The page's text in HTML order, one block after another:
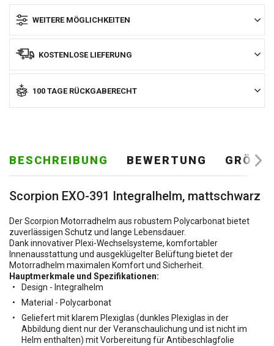
WEITERE MÖGLICHKEITEN
KOSTENLOSE LIEFERUNG
100 TAGE RÜCKGABERECHT
BESCHREIBUNG BEWERTUNG
Scorpion EXO-391 Integralhelm, mattschwarz
Der Scorpion Motorradhelm aus robustem Polycarbonat bietet
zuverlässigen Schutz und lange Lebensdauer.
Dank innovativer Plexi-Wechselsysteme, komfortabler
Innenausstattung und ausgeklügelter Belüftung bietet der
Motorradhelm maximalen Komfort und Sicherheit.
Hauptmerkmale und Spezifikationen:
Design - Integralhelm
Material - Polycarbonat
Geliefert mit klarem Plexiglas (dunkles Plexiglas in der
Abbildung dient nur der Veranschaulichung und ist nicht im
Helm enthalten) mit Vorbereitung für Antibeschlagfolie